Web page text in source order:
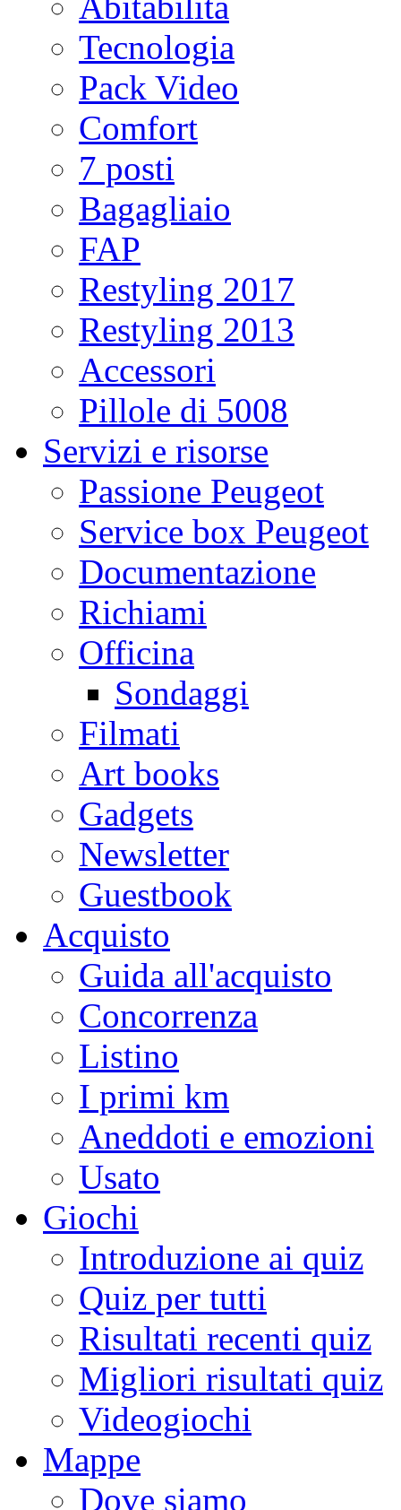
Tecnologia
Pack Video
Comfort
7 posti
Bagagliaio
FAP
Restyling 2017
Restyling 2013
Accessori
Pillole di 5008
Servizi e risorse
Passione Peugeot
Service box Peugeot
Documentazione
Richiami
Officina
Sondaggi
Filmati
Art books
Gadgets
Newsletter
Guestbook
Acquisto
Guida all'acquisto
Concorrenza
Listino
I primi km
Aneddoti e emozioni
Usato
Giochi
Introduzione ai quiz
Quiz per tutti
Risultati recenti quiz
Migliori risultati quiz
Videogiochi
Mappe
Dove siamo